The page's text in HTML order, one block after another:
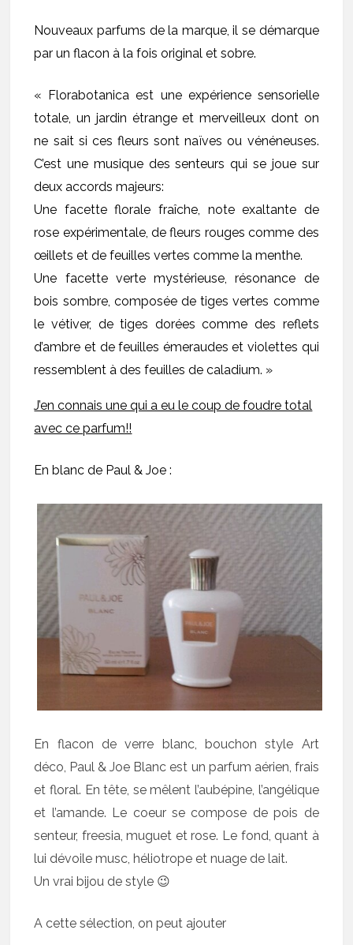
Nouveaux parfums de la marque, il se démarque
par un flacon à la fois original et sobre.
« Florabotanica est une expérience sensorielle
totale, un jardin étrange et merveilleux dont on
ne sait si ces fleurs sont naïves ou vénéneuses.
C’est une musique des senteurs qui se joue sur
deux accords majeurs:
Une facette florale fraîche, note exaltante de
rose expérimentale, de fleurs rouges comme des
œillets et de feuilles vertes comme la menthe.
Une facette verte mystérieuse, résonance de
bois sombre, composée de tiges vertes comme
le vétiver, de tiges dorées comme des reflets
d’ambre et de feuilles émeraudes et violettes qui
ressemblent à des feuilles de caladium. »
J’en connais une qui a eu le coup de foudre total
avec ce parfum!!
En blanc de Paul & Joe :
En flacon de verre blanc, bouchon style Art
déco, Paul & Joe Blanc est un parfum aérien, frais
et floral. En tête, se mêlent l’aubépine, l’angélique
et l’amande. Le coeur se compose de pois de
senteur, freesia, muguet et rose. Le fond, quant à
lui dévoile musc, héliotrope et nuage de lait.
Un vrai bijou de style 😉
A cette sélection, on peut ajouter